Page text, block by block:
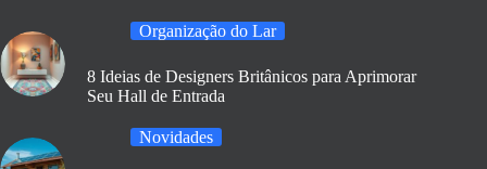
Organização do Lar
8 Ideias de Designers Britânicos para Aprimorar
Seu Hall de Entrada
Novidades